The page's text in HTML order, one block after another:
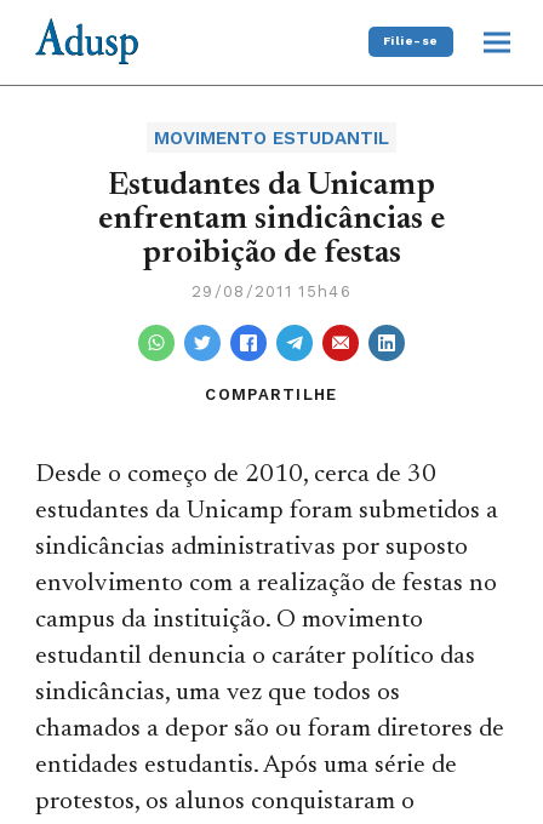
Filie-se
MOVIMENTO ESTUDANTIL
Estudantes da Unicamp
enfrentam sindicâncias e
proibição de festas
29/08/2011 15h46
COMPARTILHE
Desde o começo de 2010, cerca de 30
estudantes da Unicamp foram submetidos a
sindicâncias administrativas por suposto
envolvimento com a realização de festas no
campus da instituição. O movimento
estudantil denuncia o caráter político das
sindicâncias, uma vez que todos os
chamados a depor são ou foram diretores de
entidades estudantis. Após uma série de
protestos, os alunos conquistaram o